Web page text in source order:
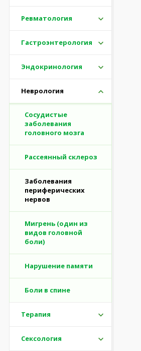
Ревматология
Гастроэнтерология
Эндокринология
Неврология
Сосудистые
заболевания
головного мозга
Рассеянный склероз
Заболевания
периферических
нервов
Мигрень (один из
видов головной
боли)
Нарушение памяти
Боли в спине
Терапия
Сексология